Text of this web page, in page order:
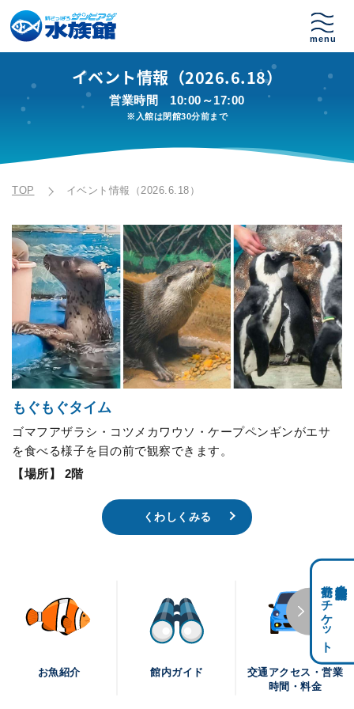
イベント情報（2026.6.18）
営業時間 10:00～17:00
※入館は閉館30分前まで
TOP イベント情報（2026.6.18）
もぐもぐタイム
ゴマフアザラシ・コツメカワウソ・ケープペンギンがエサ
を食べる様子を目の前で観察できます。
【場所】 2階
くわしくみる
お魚紹介 館内ガイド
交通アクセス・営業
時間・料金
前売りチケット